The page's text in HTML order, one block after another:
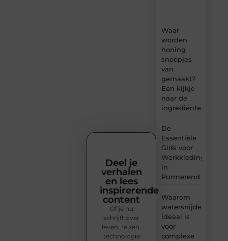
Waar
worden
honing
snoepjes
van
gemaakt?
Een kijkje
naar de
ingrediënten
De
Essentiële
Gids voor
Werkkleding
in
Purmerend
Waarom
watersnijden
ideaal is
voor
complexe
Deel je
verhalen
en lees
inspirerende
content
Of je nu
schrijft over
leven, reizen,
technologie